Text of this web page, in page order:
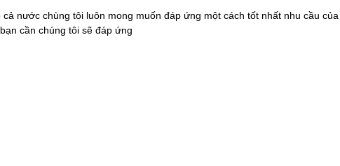
nước chùng tôi luôn mong muốn đáp ứng một cách tốt nhất nhu cầu
cần chúng tôi sẽ đáp ứng